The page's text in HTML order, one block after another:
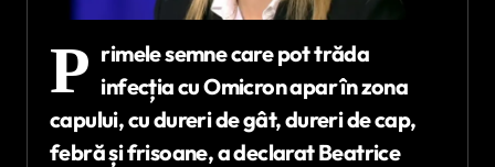
P rimele semne care pot trăda
infecția cu Omicron apar în zona
capului, cu dureri de gât, dureri de cap,
febră și frisoane, a declarat Beatrice